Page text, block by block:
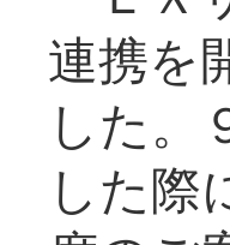
連携を
した。
した際